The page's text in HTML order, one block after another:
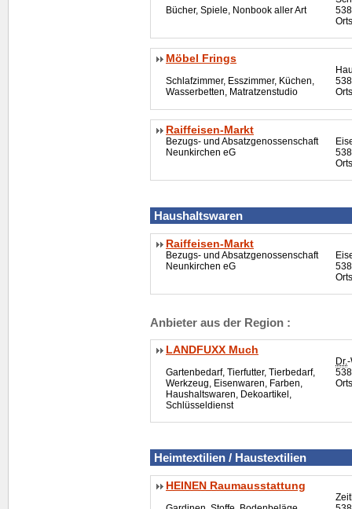
Bücher, Spiele, Nonbook aller Art
Möbel Frings
Schlafzimmer, Esszimmer, Küchen,
Wasserbetten, Matratzenstudio
Raiffeisen-Markt
Bezugs- und Absatzgenossenschaft
Neunkirchen eG
Haushaltswaren
Raiffeisen-Markt
Bezugs- und Absatzgenossenschaft
Neunkirchen eG
Anbieter aus der Region :
LANDFUXX Much
Gartenbedarf, Tierfutter, Tierbedarf,
Werkzeug, Eisenwaren, Farben,
Haushaltswaren, Dekoartikel,
Schlüsseldienst
Dr.-
Heimtextilien / Haustextilien
HEINEN Raumausstattung